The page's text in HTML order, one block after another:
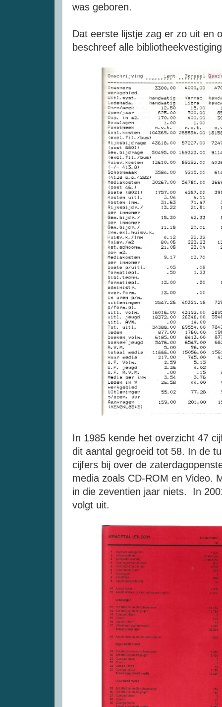
was geboren.
Dat eerste lijstje zag er zo uit en
beschreef alle
In 1985 kende het overzicht 47
dit aantal gegroeid tot 58. In de
cijfers bij over de
media zoals CD-ROM en Video.
in die zeventien jaar niets. In
volgt uit.